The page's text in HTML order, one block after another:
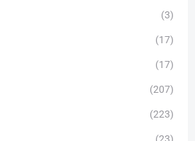
(3)
(17)
(17)
(207)
(223)